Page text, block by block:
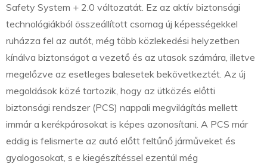
Safety System + 2.0 változatát. Ez az aktív biztonsági
technológiákból összeállított csomag új képességekkel
ruházza fel az autót, még több közlekedési helyzetben
kínálva biztonságot a vezető és az utasok számára, illetve
megelőzve az esetleges balesetek bekövetkeztét. Az új
megoldások közé tartozik, hogy az ütközés előtti
biztonsági rendszer (PCS) nappali megvilágítás mellett
immár a kerékpárosokat is képes azonosítani. A PCS már
eddig is felismerte az autó előtt feltűnő járműveket és
gyalogosokat, s e kiegészítéssel ezentúl még